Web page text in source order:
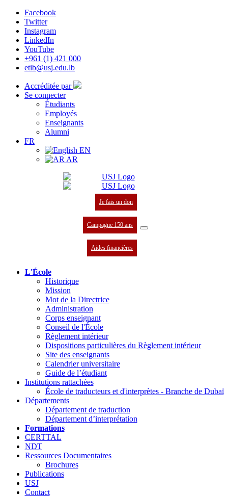
Facebook
Twitter
Instagram
LinkedIn
YouTube
+961 (1) 421 000
etib@usj.edu.lb
Accréditée par
Se connecter
Étudiants
Employés
Enseignants
Alumni
FR
EN
AR
Je fais un don
Campagne 150 ans
Aides financières
L'École
Historique
Mission
Mot de la Directrice
Administration
Corps enseignant
Conseil de l'École
Règlement intérieur
Dispositions particulières du Règlement intérieur
Site des enseignants
Calendrier universitaire
Guide de l’étudiant
Institutions rattachées
École de traducteurs et d'interprètes - Branche de Dubaï
Départements
Département de traduction
Département d’interprétation
Formations
CERTTAL
NDT
Ressources Documentaires
Brochures
Publications
USJ
Contact